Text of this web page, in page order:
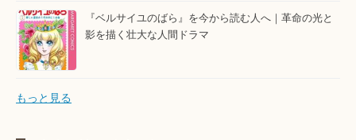
『ベルサイユのばら』を今から読む人へ｜革命の光と
影を描く壮大な人間ドラマ
もっと見る